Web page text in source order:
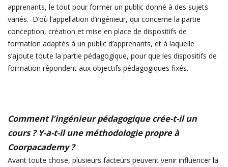
apprenants, le tout pour former un public donné à des sujets
variés. D’où l’appellation d’ingénieur, qui concerne la partie
conception, création et mise en place de dispositifs de
formation adaptés à un public d’apprenants, et à laquelle
s’ajoute toute la partie pédagogique, pour que les dispositifs de
formation répondent aux objectifs pédagogiques fixés.
Comment l’ingénieur pédagogique crée-t-il un
cours ? Y-a-t-il une méthodologie propre à
Coorpacademy ?
Avant toute chose, plusieurs facteurs peuvent venir influencer la